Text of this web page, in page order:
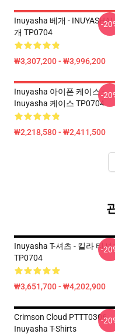
Inuyasha 베개 - INUYASHA!
개 TP0704
₩3,307,200 - ₩3,996,200
-
Inuyasha 아이폰 케이스 -
Inuyasha 케이스 TP0704
₩2,218,580 - ₩2,411,500
-
Inuyasha T-셔츠 - 킬라 티셔
TP0704
₩3,651,700 - ₩4,202,900
-
Crimson Cloud PTTT0306
Inuyasha T-Shirts
-